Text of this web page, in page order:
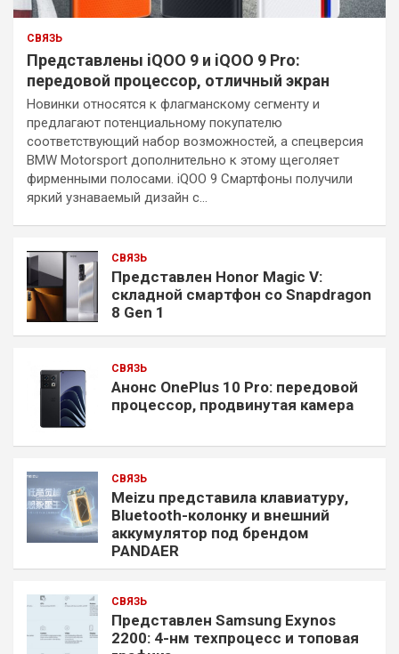
СВЯЗЬ
Представлены iQOO 9 и iQOO 9 Pro:
передовой процессор, отличный экран
Новинки относятся к флагманскому сегменту и
предлагают потенциальному покупателю
соответствующий набор возможностей, а спецверсия
BMW Motorsport дополнительно к этому щеголяет
фирменными полосами. iQOO 9 Смартфоны получили
яркий узнаваемый дизайн с…
СВЯЗЬ
Представлен Honor Magic V:
складной смартфон со Snapdragon
8 Gen 1
СВЯЗЬ
Анонс OnePlus 10 Pro: передовой
процессор, продвинутая камера
СВЯЗЬ
Meizu представила клавиатуру,
Bluetooth-колонку и внешний
аккумулятор под брендом
PANDAER
СВЯЗЬ
Представлен Samsung Exynos
2200: 4-нм техпроцесс и топовая